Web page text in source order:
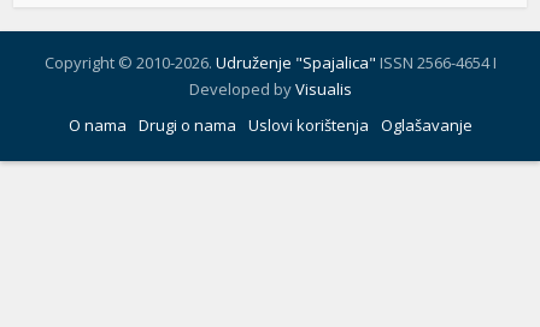
Copyright © 2010-2026. Udruženje "Spajalica" ISSN 2566-4654 I
Developed byVisualis
O nama
Drugi o nama Uslovi korištenja Oglašavanje